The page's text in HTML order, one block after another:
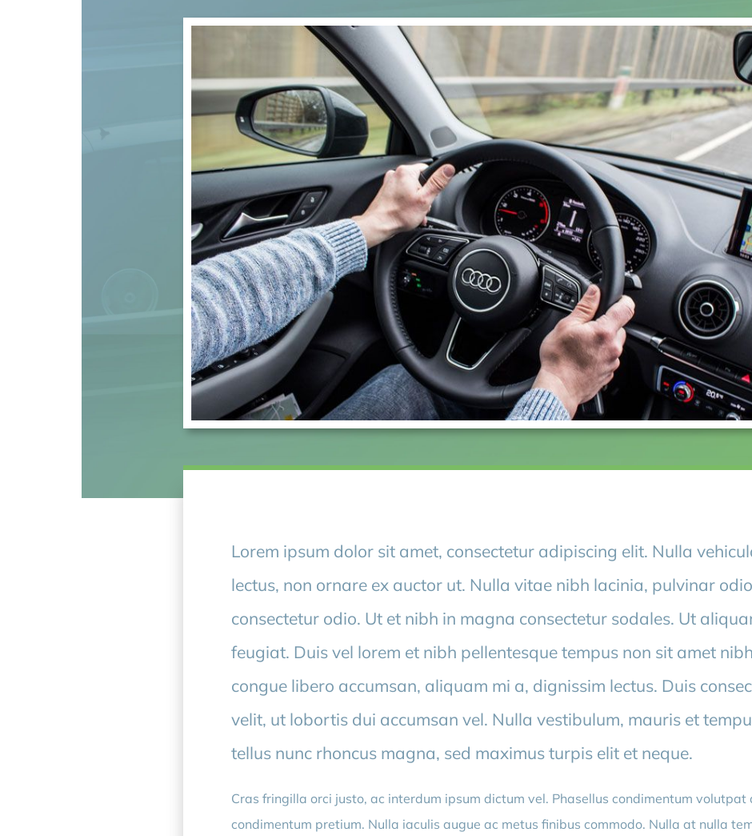
Lorem ipsum dolor sit amet, consectetur adipiscing elit. Nulla
lectus, non ornare ex auctor ut. Nulla vitae nibh lacinia, pulvinar
consectetur odio. Ut et nibh in magna consectetur sodales. Ut
feugiat. Duis vel lorem et nibh pellentesque tempus non sit amet
congue libero accumsan, aliquam mi a, dignissim lectus. Duis
velit, ut lobortis dui accumsan vel. Nulla vestibulum, mauris et
tellus nunc rhoncus magna, sed maximus turpis elit et neque.
Cras fringilla orci justo, ac interdum ipsum dictum vel. Phasellus condimentum volutpat
condimentum pretium. Nulla iaculis augue ac metus finibus commodo. Nulla at nulla